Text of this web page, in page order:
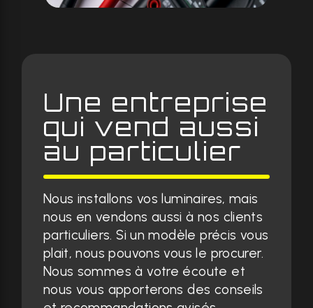
Une entreprise
qui vend aussi
au particulier
Nous installons vos luminaires, mais
nous en vendons aussi à nos clients
particuliers. Si un modèle précis vous
plait, nous pouvons vous le procurer.
Nous sommes à votre écoute et
nous vous apporterons des conseils